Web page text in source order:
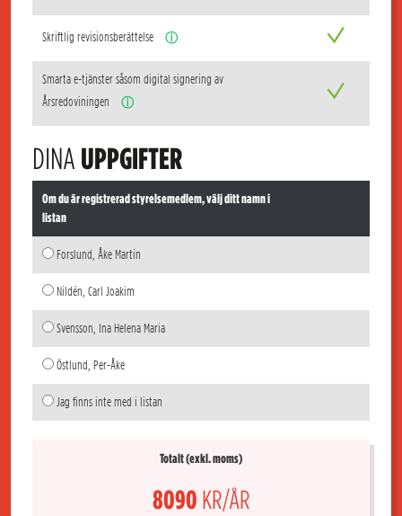
Skriftlig revisionsberättelse ⓘ
Smarta e-tjänster såsom digital signering av
Årsredoviningen
ⓘ
DINA UPPGIFTER
Om du är registrerad styrelsemedlem, välj ditt namn i
listan
Forslund, Åke Martin
Nildén, Carl Joakim
Svensson, Ina Helena Maria
Östlund, Per-Åke
Jag finns inte med i listan
Totalt (exkl. moms)
8090 KR/ÅR